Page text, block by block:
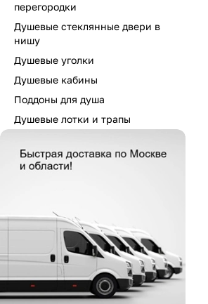
перегородки
Душевые стеклянные двери в
нишу
Душевые уголки
Душевые кабины
Поддоны для душа
Душевые лотки и трапы